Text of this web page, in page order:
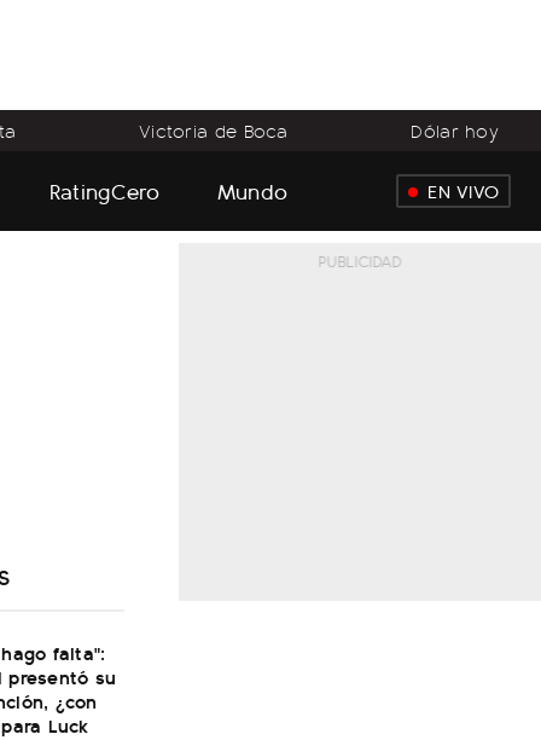
Victoria de Boca Dólar hoy
RatingCero Mundo EN VIVO
falta":
presentó su
¿con
Luck